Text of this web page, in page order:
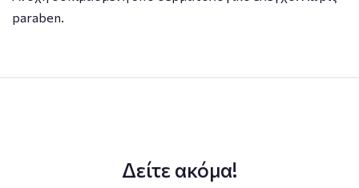
paraben.
Δείτε ακόμα!